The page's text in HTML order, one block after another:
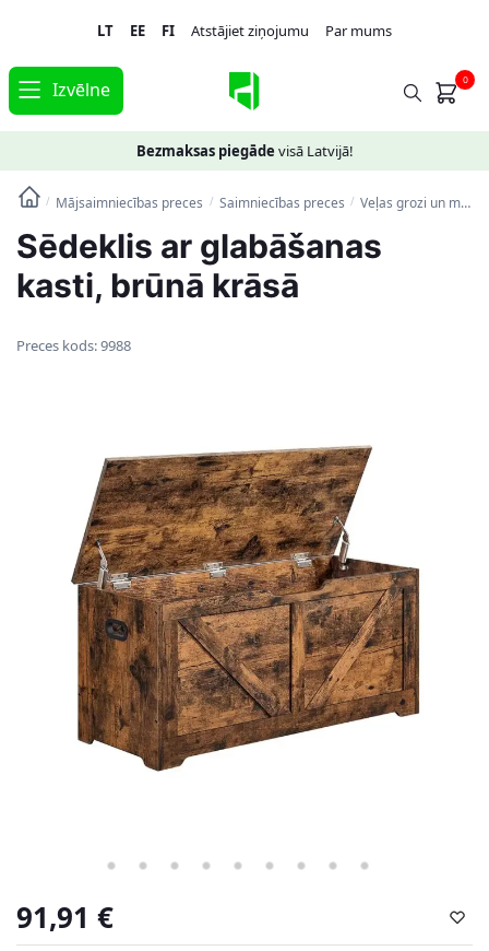
navigation
content
LT EE FI Atstājiet ziņojumu Par mums
Izvēlne 0
Bezmaksas piegāde visā Latvijā!
/ Mājsaimniecības preces / Saimniecības preces / Veļas grozi un mantu uzglabāšanas kastes
Sēdeklis ar glabāšanas
kasti, brūnā krāsā
Preces kods:9988
91,91 €